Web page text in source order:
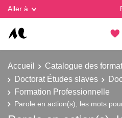
Aller à
Accueil Catalogue des
Doctorat Études slaves
Formation Professionnelle
Parole en action(s), les mots
Gestion des cookies